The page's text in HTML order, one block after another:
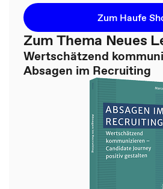
Zum Haufe
Zum Thema Neues
Wertschätzend
Absagen im Recruiting